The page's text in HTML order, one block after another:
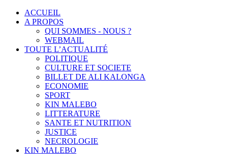
ACCUEIL
A PROPOS
QUI SOMMES - NOUS ?
WEBMAIL
TOUTE L’ACTUALITÉ
POLITIQUE
CULTURE ET SOCIETE
BILLET DE ALI KALONGA
ECONOMIE
SPORT
KIN MALEBO
LITTERATURE
SANTE ET NUTRITION
JUSTICE
NECROLOGIE
KIN MALEBO